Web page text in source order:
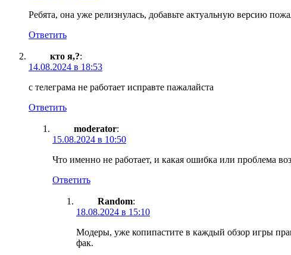
Ребята, она уже релизнулась, добавьте актуальную версию
Ответить
кто я,?:
14.08.2024 в 18:53
с телеграма не работает исправте пажалайста
Ответить
moderator:
15.08.2024 в 10:50
Что именно не работает, и какая ошибка или проблема
Ответить
Random:
18.08.2024 в 15:10
Модеры, уже копипастите в каждый обзор игры
фак.